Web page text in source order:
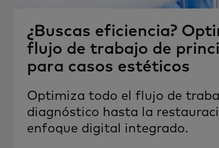
¿Buscas eficiencia?
flujo de trabajo de
para casos estéticos
Optimiza todo el flujo de
diagnóstico hasta la
enfoque digital integrado.